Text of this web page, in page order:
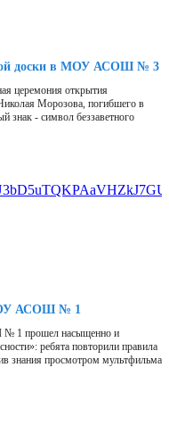
доски в МОУ АСОШ № 3
церемония открытия
Морозова, погибшего в
знак - символ беззаветного
АСОШ № 1
1 прошел насыщенно и
ребята повторили правила
знания просмотром мультфильма